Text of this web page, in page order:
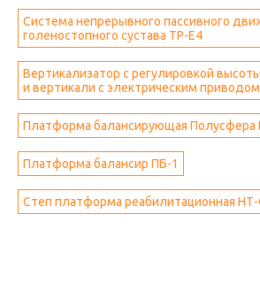
Система непрерывного пассивного
голеностопного сустава ТР-Е4
Вертикализатор с регулировкой
и вертикали с электрическим
Платформа балансирующая Полусфера
Платформа балансир ПБ-1
Степ платформа реабилитационная